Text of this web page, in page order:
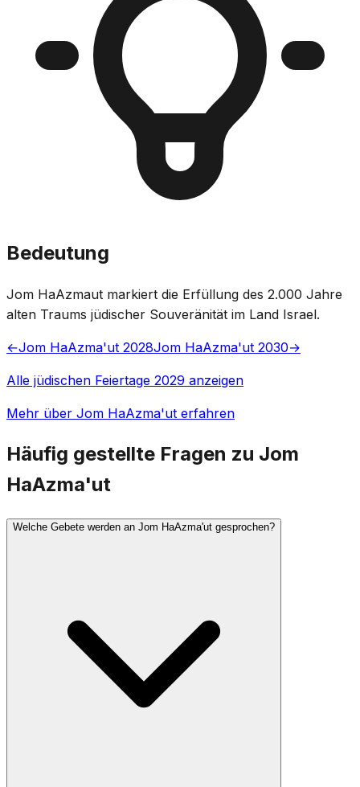
Bedeutung
Jom HaAzmaut markiert die Erfüllung des 2.000 Jahre
alten Traums jüdischer Souveränität im Land Israel.
←Jom HaAzma'ut 2028Jom HaAzma'ut 2030→
Alle jüdischen Feiertage 2029 anzeigen
Mehr über Jom HaAzma'ut erfahren
Häufig gestellte Fragen zu Jom
HaAzma'ut
Welche Gebete werden an Jom HaAzma'ut gesprochen?